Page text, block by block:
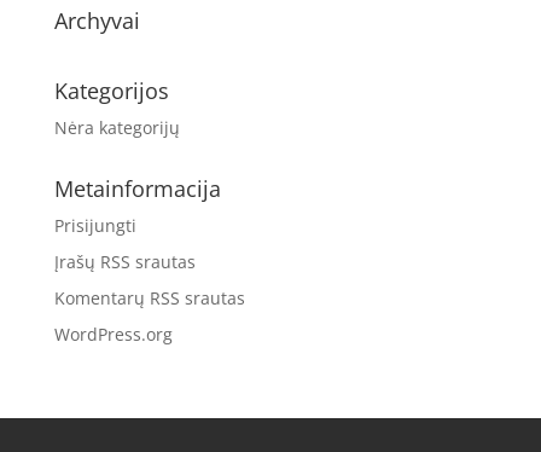
Archyvai
Kategorijos
Nėra kategorijų
Metainformacija
Prisijungti
Įrašų RSS srautas
Komentarų RSS srautas
WordPress.org